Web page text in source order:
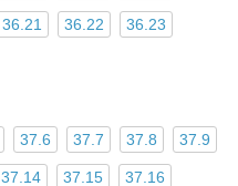
36.21 36.22 36.23
37.6 37.7 37.8 37.9
37.14 37.15 37.16